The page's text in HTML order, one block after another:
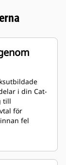
i din Cat-
till
för
fel